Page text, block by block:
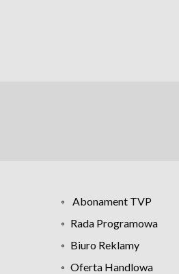
Abonament TVP
Rada Programowa
Biuro Reklamy
Oferta Handlowa